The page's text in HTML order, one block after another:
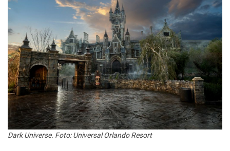
Dark Universe. Foto: Universal Orlando Resort